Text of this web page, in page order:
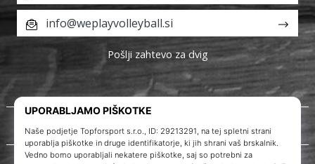
O nas
info@weplayvolleyball.si
Pošlji zahtevo za dvig